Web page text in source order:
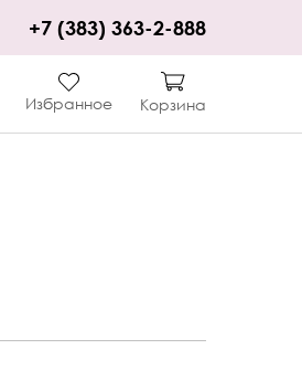
+7 (383) 363-2-888
Избранное Корзина